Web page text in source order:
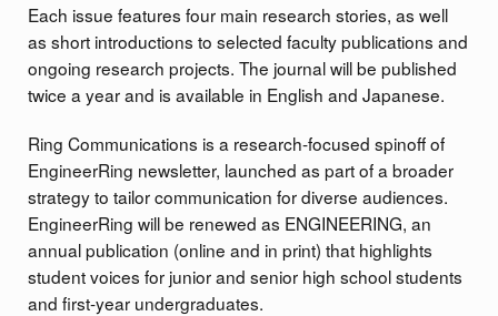
Each issue features four main research stories, as well
as short introductions to selected faculty publications and
ongoing research projects. The journal will be published
twice a year and is available in English and Japanese.
Ring Communications is a research-focused spinoff of
EngineerRing newsletter, launched as part of a broader
strategy to tailor communication for diverse audiences.
EngineerRing will be renewed as ENGINEERING, an
annual publication (online and in print) that highlights
student voices for junior and senior high school students
and first-year undergraduates.